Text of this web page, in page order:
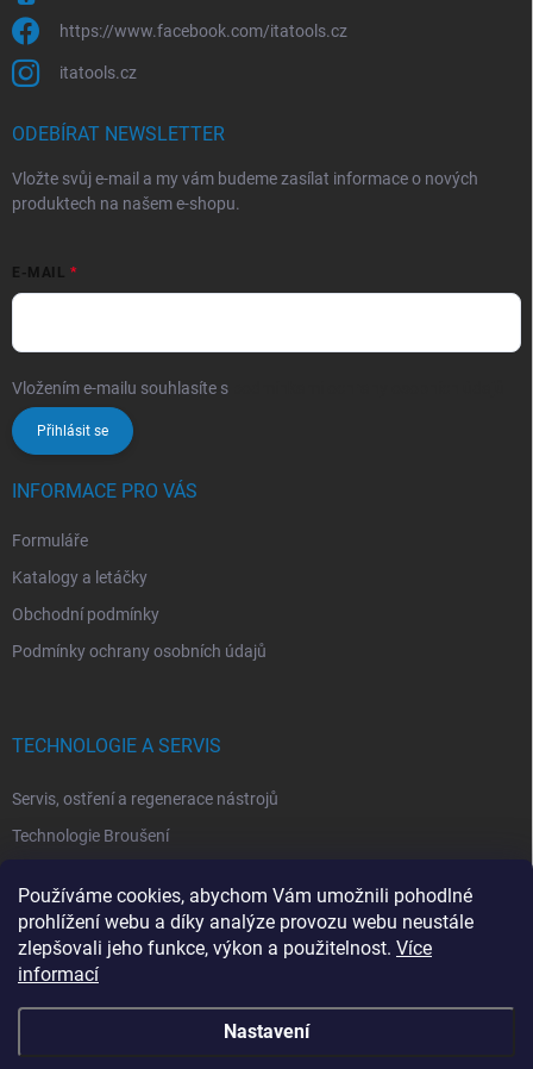
Používáme cookies, abychom Vám umožnili pohodlné
prohlížení webu a díky analýze provozu webu neustále
zlepšovali jeho funkce, výkon a použitelnost. Více
informací
Nastavení
https://www.facebook.com/itatools.cz
itatools.cz
ODEBÍRAT NEWSLETTER
Vložte svůj e-mail a my vám budeme zasílat informace o nových
produktech na našem e-shopu.
E-MAIL
Vložením e-mailu souhlasíte s
Přihlásit se
INFORMACE PRO VÁS
Formuláře
Katalogy a letáčky
Obchodní podmínky
Podmínky ochrany osobních údajů
TECHNOLOGIE A SERVIS
Servis, ostření a regenerace nástrojů
Technologie Broušení
Technologie Laserová Ablace